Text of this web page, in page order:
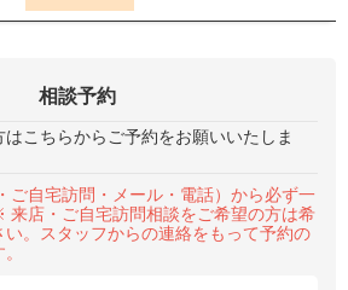
相談予約
こちらからご予約をお願いいたしま
ご自宅訪問・メール・電話）から必ず一
店・ご自宅訪問相談をご希望の方は希
。スタッフからの連絡をもって予約の